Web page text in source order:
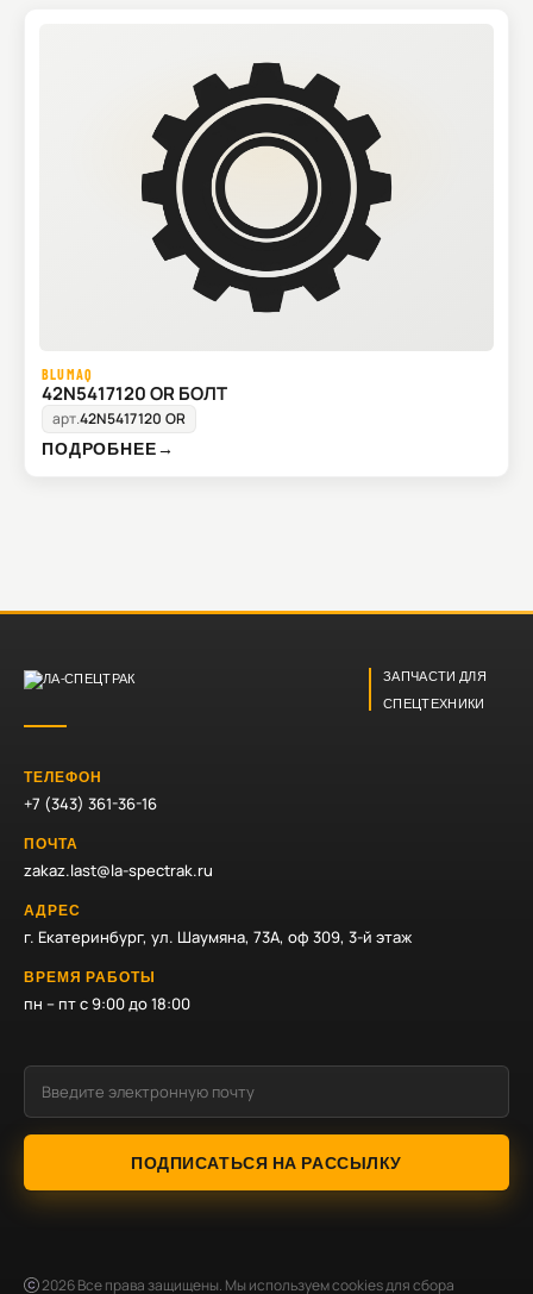
BLUMAQ
42N5417120 OR БОЛТ
арт.42N5417120 OR
ПОДРОБНЕЕ→
ЗАПЧАСТИ ДЛЯ
СПЕЦТЕХНИКИ
ТЕЛЕФОН
+7 (343) 361-36-16
ПОЧТА
zakaz.last@la-spectrak.ru
АДРЕС
г. Екатеринбург, ул. Шаумяна, 73А, оф 309, 3-й этаж
ВРЕМЯ РАБОТЫ
пн – пт с 9:00 до 18:00
ПОДПИСАТЬСЯ НА РАССЫЛКУ
2026Все права защищены. Мы используем cookies для сбора